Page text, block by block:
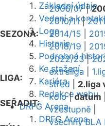
Základní údaje
Vedení a
Logo
Historie
Podrobná
Ke stažení
Kariéra
Redakce webu
DRFG Arena
DRFG Arena
SEZONA:
2006/07|
2010/11|
2014/15
2018/19
2022/23|
LIGA:
extraliga
střed
2.liga
SEŘADIT:
kolo|datum
vzestupně
všechny BLA